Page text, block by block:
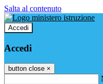
Salta al contenuto
Accedi
Accedi
button close ×